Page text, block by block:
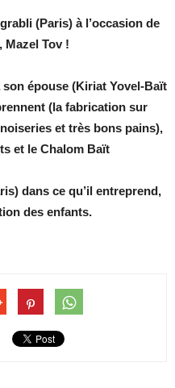
(Paris) à l’occasion de
Mazel Tov !
son épouse (Kiriat Yovel-Baït
(la fabrication sur
et très bons pains),
et le Chalom Baït
dans ce qu’il entreprend,
des enfants.